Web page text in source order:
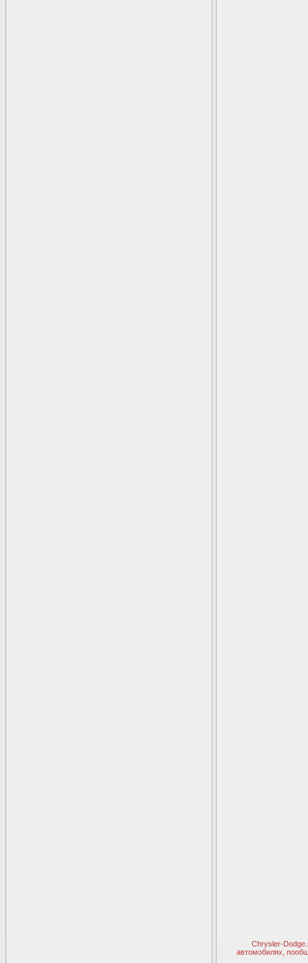
Chrysler-
автомобилях,